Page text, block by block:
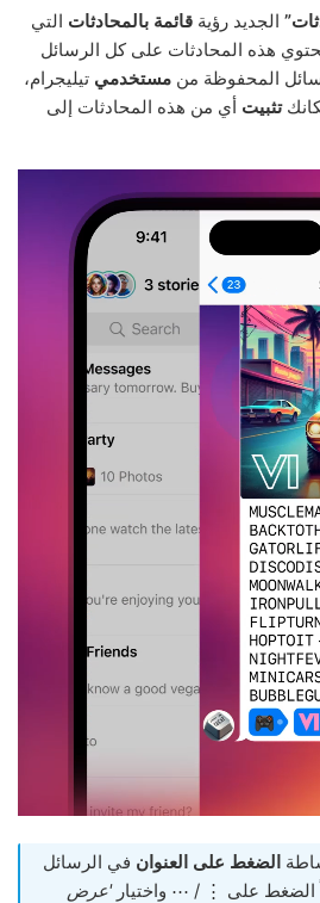
الجديد رؤية قائمة بالمحادثات التي
هذه المحادثات على كل الرسائل
المحفوظة من مستخدمي تيليجرام،
تثبيت أي من هذه المحادثات إلى
الضغط على العنوان في الرسائل
الضغط على ⋮ / ⋯ واختيار'عرض